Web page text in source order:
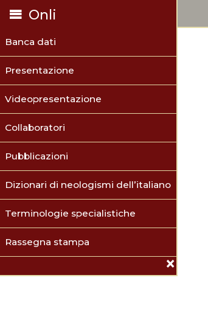
Onli
Banca dati
Presentazione
Videopresentazione
Collaboratori
Pubblicazioni
Dizionari di neologismi dell’italiano
Terminologie specialistiche
Rassegna stampa